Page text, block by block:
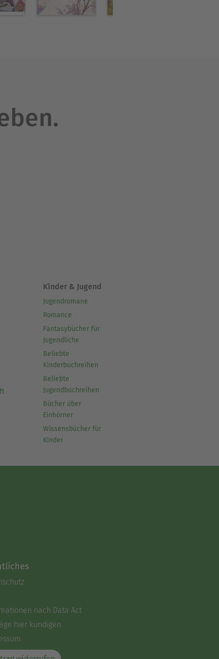
Kinder & Jugend
Jugendromane
Romance
Fantasybücher für
Jugendliche
Beliebte
Kinderbuchreihen
Beliebte
Jugendbuchreihen
Bücher über
Einhörner
Wissensbücher für
Kinder
nach Data Act
hier kündigen